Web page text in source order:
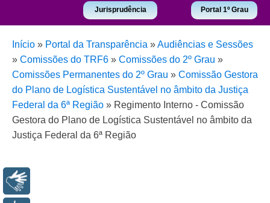
Jurisprudência Portal 1º Grau
Início » Portal da Transparência »Audiências e Sessões
» Comissões do TRF6 » Comissões do 2º Grau »
Comissões Permanentes do 2º Grau » Comissão Gestora
do Plano de Logística Sustentável no âmbito da Justiça
Federal da 6ª Região » Regimento Interno - Comissão
Gestora do Plano de Logística Sustentável no âmbito da
Justiça Federal da 6ª Região